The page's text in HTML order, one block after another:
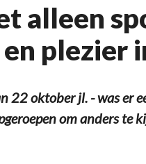
alleen
plezier
22 oktober jl. - was er
om anders te